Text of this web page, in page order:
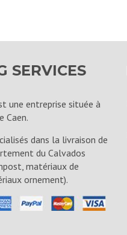
SERVICES
une entreprise située à
Caen.
dans la livraison de
du Calvados
matériaux de
ornement).